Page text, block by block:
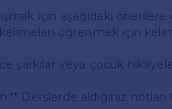
için aşağıdaki önerilere
kelimeleri öğrenmek için
şarkılar veya çocuk
Derslerde aldığınız